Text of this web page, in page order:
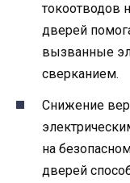
токоотводов
дверей
вызванные
сверканием.
Снижение
на
дверей